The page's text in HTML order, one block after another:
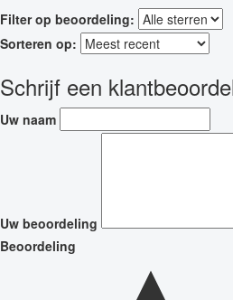
Filter op beoordeling:
Sorteren op:
Schrijf een
Uw naam
Uw beoordeling
Beoordeling